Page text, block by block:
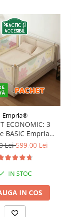
Empria®
ECONOMIC: 3
BASIC Empria
pat 180X200 cm +
Lei599,00 Lei
IN STOC
IN COS